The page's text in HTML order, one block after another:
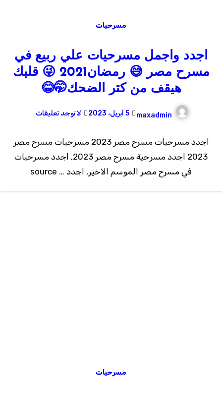
مسرحيات
اجدد واجمل مسرحيات علي ربيع في
مسرح مصر 😅 رمضان2021 😜 قلبك
هيقف من كتر الضحك🤭😂
maxadmin 5 أبريل، 2023 لا توجد تعليقات
اجدد مسرحيات مسرح مصر 2023 مسرحيات مسرح مصر
2023 اجدد مسرحية مسرح مصر 2023, اجدد مسرحيات
في مسرح مصر الموسم الاخير, اجدد … source
مسرحيات